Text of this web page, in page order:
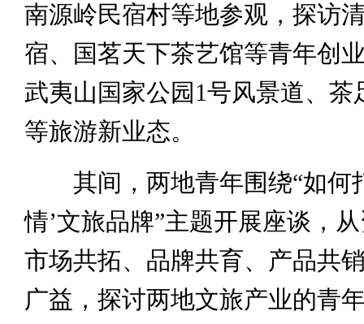
南源岭民宿村等地参观，探访
宿、国茗天下茶艺馆等青年创
武夷山国家公园1号风景道、茶
等旅游新业态。
其间，两地青年围绕“如何
情’文旅品牌”主题开展座谈，
市场共拓、品牌共育、产品共
广益，探讨两地文旅产业的青